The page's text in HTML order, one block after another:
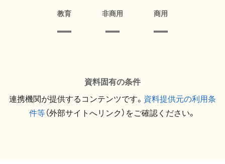
教育 非商用 商用
資料固有の条件
連携機関が提供するコンテンツです。 資料提供元の利用条
件等（外部サイトへリンク）をご確認ください。